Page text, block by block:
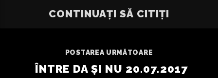
CONTINUAȚI SĂ CITIȚI
POSTAREA URMĂTOARE
ÎNTRE DA ȘI NU 20.07.2017